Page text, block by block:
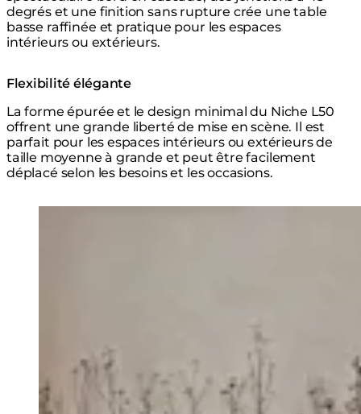
degrés et une finition sans rupture crée une table
basse raffinée et pratique pour les espaces
intérieurs ou extérieurs.
Flexibilité élégante
La forme épurée et le design minimal du Niche L50
offrent une grande liberté de mise en scène. Il est
parfait pour les espaces intérieurs ou extérieurs de
taille moyenne à grande et peut être facilement
déplacé selon les besoins et les occasions.